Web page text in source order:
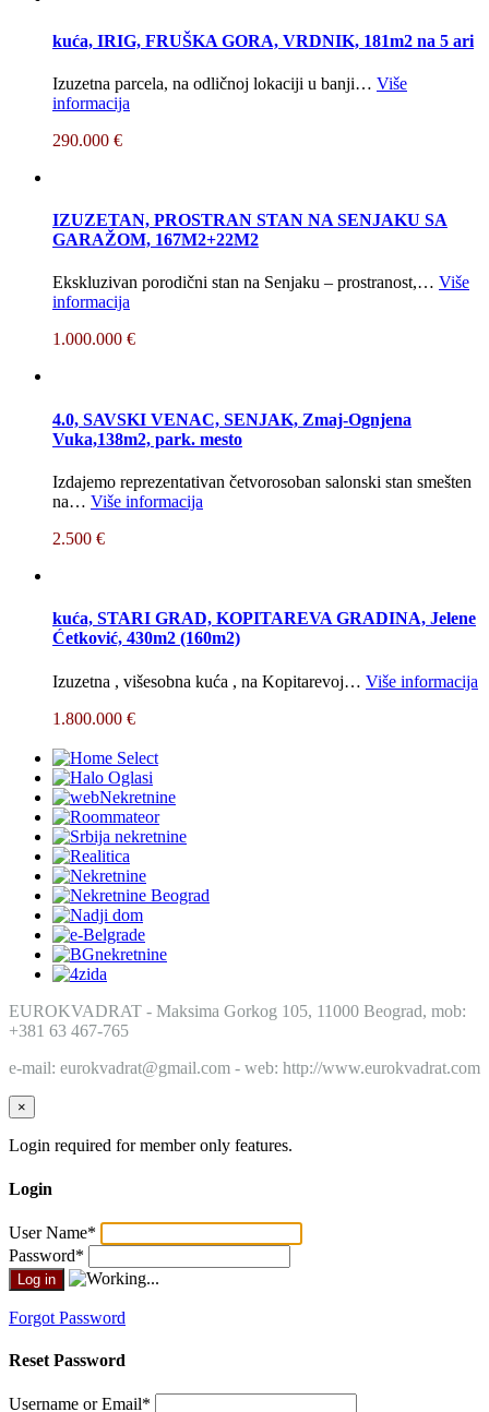
kuća, IRIG, FRUŠKA GORA, VRDNIK, 181m2 na 5 ari
Izuzetna parcela, na odličnoj lokaciji u banji… Više
informacija
290.000 €
IZUZETAN, PROSTRAN STAN NA SENJAKU SA
GARAŽOM, 167M2+22M2
Ekskluzivan porodični stan na Senjaku – prostranost,… Više
informacija
1.000.000 €
4.0, SAVSKI VENAC, SENJAK, Zmaj-Ognjena
Vuka,138m2, park. mesto
Izdajemo reprezentativan četvorosoban salonski stan smešten
na… Više informacija
2.500 €
kuća, STARI GRAD, KOPITAREVA GRADINA, Jelene
Ćetković, 430m2 (160m2)
Izuzetna , višesobna kuća , na Kopitarevoj… Više informacija
1.800.000 €
EUROKVADRAT - Maksima Gorkog 105, 11000 Beograd, mob:
+381 63 467-765
e-mail: eurokvadrat@gmail.com - web: http://www.eurokvadrat.com
×
Login required for member only features.
Login
User Name*
Password*
Forgot Password
Reset Password
Username or Email*